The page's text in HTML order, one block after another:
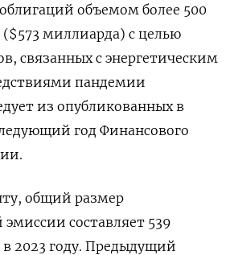
объемом более 500
миллиарда) с целью
связанных с энергетическим
пандемии
из опубликованных в
год Финансового
общий размер
составляет 539
2023 году. Предыдущий